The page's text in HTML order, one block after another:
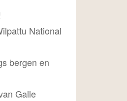
National
bergen en
Galle